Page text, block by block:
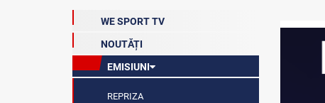
WE SPORT TV
NOUTĂȚI
EMISIUNI
REPRIZA